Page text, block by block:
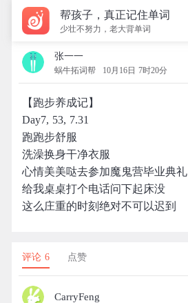
帮孩子，真正记住单词
少壮不努力，老大背单词
张一一
蜗牛拓词帮 10月16日 7时20分
【跑步养成记】
Day7, 53, 7.31
跑跑步舒服
洗澡换身干净衣服
心情美美哒去参加魔鬼营毕业典礼
给我桌桌打个电话问下起床没
这么庄重的时刻绝对不可以迟到
评论 6 点赞
CarryFeng